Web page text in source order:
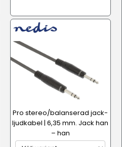
Pro stereo/balanserad jack-
ljudkabel | 6,35 mm. Jack han
– han